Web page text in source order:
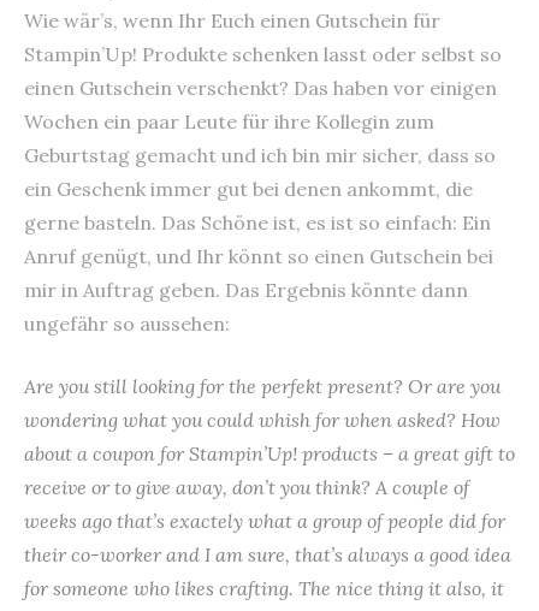
Wie wär’s, wenn Ihr Euch einen Gutschein für
Stampin’Up! Produkte schenken lasst oder selbst so
einen Gutschein verschenkt? Das haben vor einigen
Wochen ein paar Leute für ihre Kollegin zum
Geburtstag gemacht und ich bin mir sicher, dass so
ein Geschenk immer gut bei denen ankommt, die
gerne basteln. Das Schöne ist, es ist so einfach: Ein
Anruf genügt, und Ihr könnt so einen Gutschein bei
mir in Auftrag geben. Das Ergebnis könnte dann
ungefähr so aussehen:
Are you still looking for the perfekt present? Or are you
wondering what you could whish for when asked? How
about a coupon for Stampin’Up! products – a great gift to
receive or to give away, don’t you think? A couple of
weeks ago that’s exactely what a group of people did for
their co-worker and I am sure, that’s always a good idea
for someone who likes crafting. The nice thing it also, it